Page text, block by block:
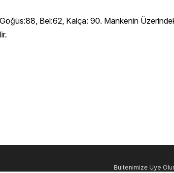
Bel:62, Kalça: 90. Mankenin
Bültenimize Üye